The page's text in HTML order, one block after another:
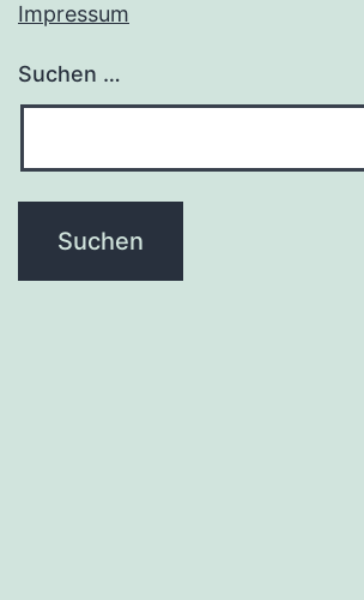
Impressum
Suchen …